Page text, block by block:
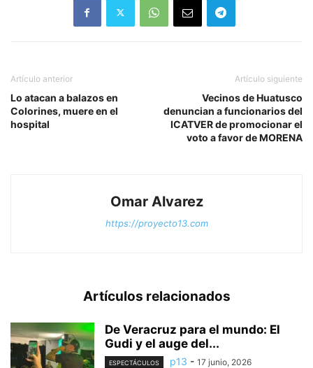
Artículo anterior
Lo atacan a balazos en
Colorines, muere en el
hospital
Artículo siguiente
Vecinos de Huatusco
denuncian a funcionarios del
ICATVER de promocionar el
voto a favor de MORENA
Omar Alvarez
https://proyecto13.com
Artículos relacionados
De Veracruz para el mundo: El
Gudi y el auge del...
ESPECTÁCULOS p13 - 17 junio, 2026